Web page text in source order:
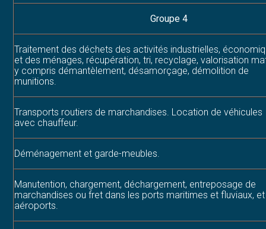
Groupe 4
Traitement des déchets des activités industrielles,
et des ménages, récupération, tri, recyclage, valorisation
y compris démantèlement, désamorçage, démolition de
munitions.
Transports routiers de marchandises. Location de véhicules
avec chauffeur.
Déménagement et garde-meubles.
Manutention, chargement, déchargement, entreposage de
marchandises ou fret dans les ports maritimes et fluviaux,
aéroports.